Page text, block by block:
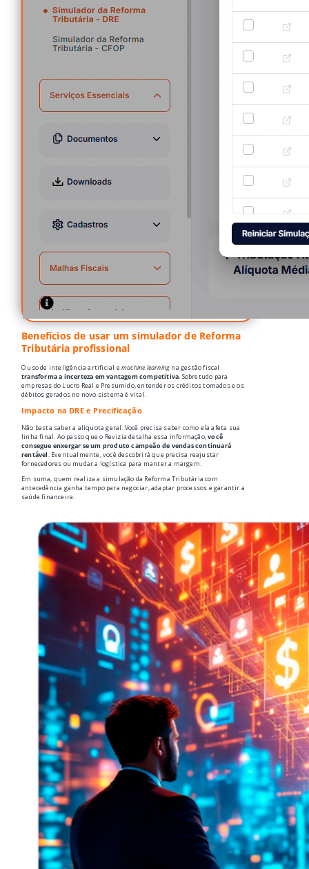
Benefícios de usar um simulador de Reforma
Tributária profissional
O uso de inteligência artificial e machine learning na gestão fiscal
transforma a incerteza em vantagem competitiva . Sobretudo para
empresas do Lucro Real e Presumido, entender os créditos tomados e os
débitos gerados no novo sistema é vital.
Impacto na DRE e Precificação
Não basta saber a alíquota geral. Você precisa saber como ela afeta sua
linha final. Ao passo que o Revizia detalha essa informação,você
consegue enxergar se um produto campeão de vendas continuará
rentável. Eventualmente, você descobrirá que precisa reajustar
fornecedores ou mudar a logística para manter a margem.
Em suma, quem realiza a simulação da Reforma Tributária com
antecedência ganha tempo para negociar, adaptar processos e garantir a
saúde financeira.